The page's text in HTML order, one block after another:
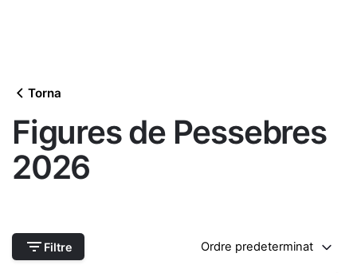
Torna
Figures de Pessebres
2026
Filtre Ordre predeterminat